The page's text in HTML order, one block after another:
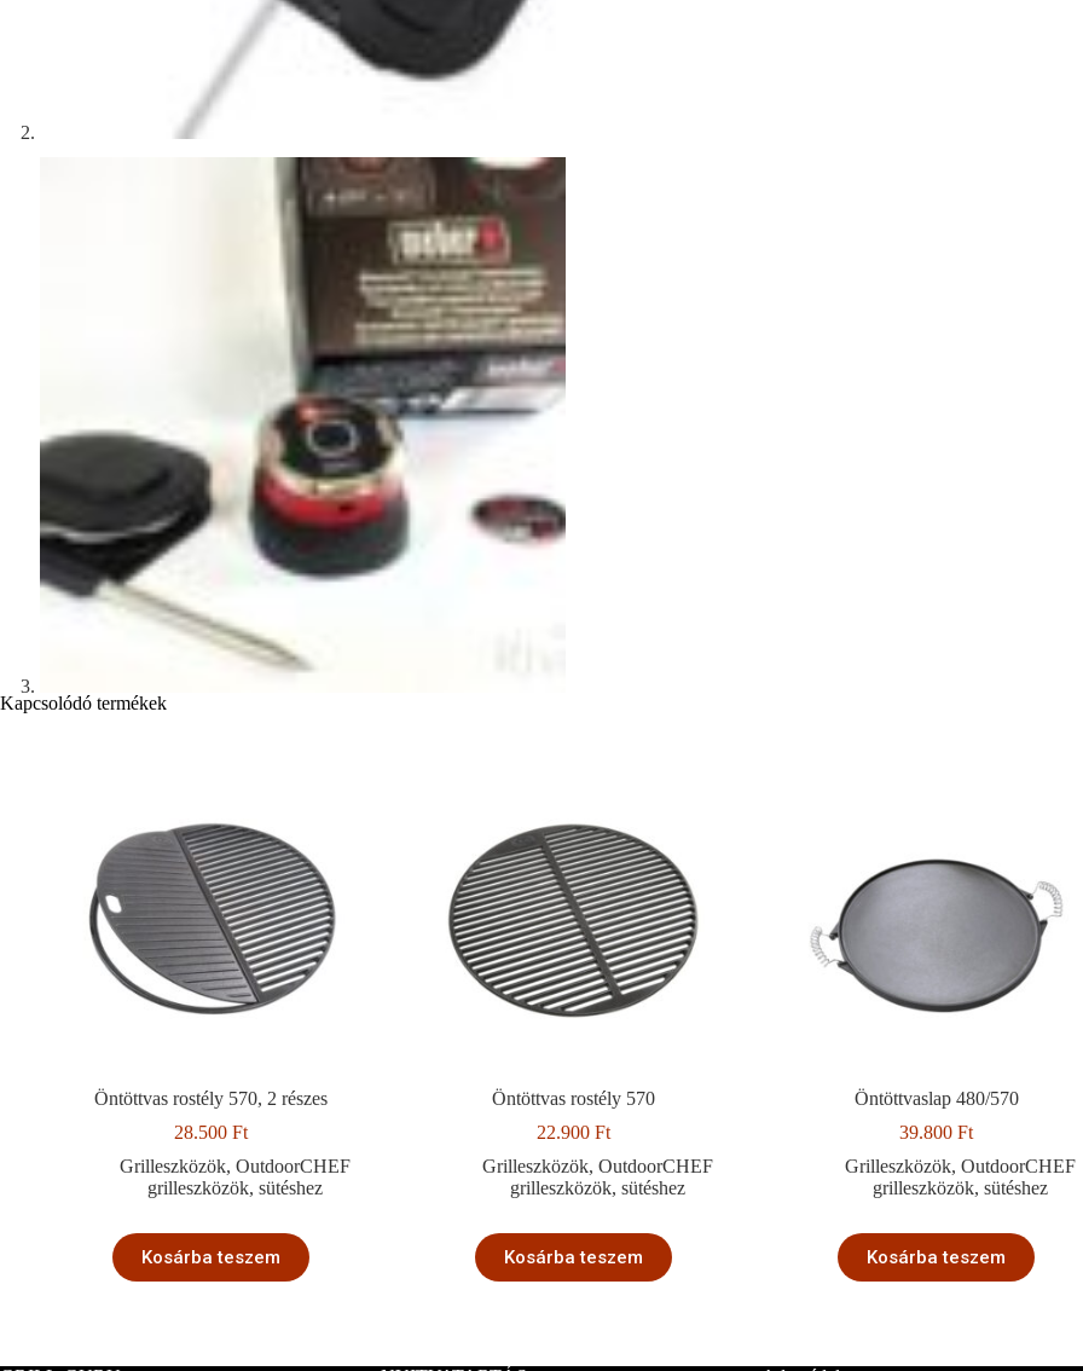
Kapcsolódó termékek
Öntöttvas rostély 570, 2 részes
28.500Ft
Grilleszközök,OutdoorCHEF
grilleszközök,sütéshez
Kosárba teszem
Öntöttvas rostély 570
22.900Ft
Grilleszközök,OutdoorCHEF
grilleszközök,sütéshez
Kosárba teszem
Öntöttvaslap 480/570
39.800Ft
Grilleszközök,OutdoorCHEF
grilleszközök,sütéshez
Kosárba teszem